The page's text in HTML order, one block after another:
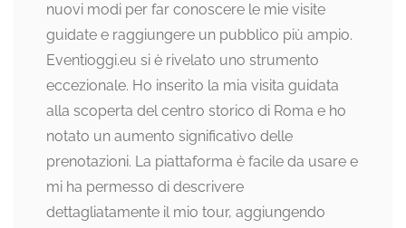
nuovi modi per far conoscere le mie visite
guidate e raggiungere un pubblico più ampio.
Eventioggi.eu si è rivelato uno strumento
eccezionale. Ho inserito la mia visita guidata
alla scoperta del centro storico di Roma e ho
notato un aumento significativo delle
prenotazioni. La piattaforma è facile da usare e
mi ha permesso di descrivere
dettagliatamente il mio tour, aggiungendo